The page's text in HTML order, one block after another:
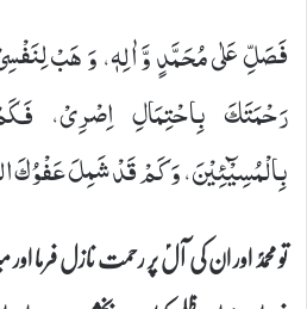
فَصَلِّ عَلٰى مُحَمَّدٍ وَّ اٰلِهٖ، وَ هَبْ
رَحْمَتَكَ بِاحْتِمَالِ اِصْرِیْ،
بِالْمُسِیْٓئِیْنَ، وَ كَمْ قَدْ شَمِلَ عَفْوُكَ
تو محمدؐ اور ان کی آلؑ پر رحمت نازل فرما